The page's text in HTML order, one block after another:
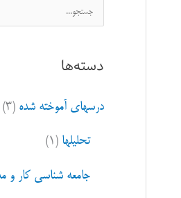
س
ج
ب
دسته‌ها
درسهای آموخته شده (۳)
تحلیلها (۱)
جامعه شناسی کار و